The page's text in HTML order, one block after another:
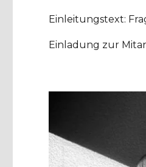
Einleitungstext:
Einladung zur